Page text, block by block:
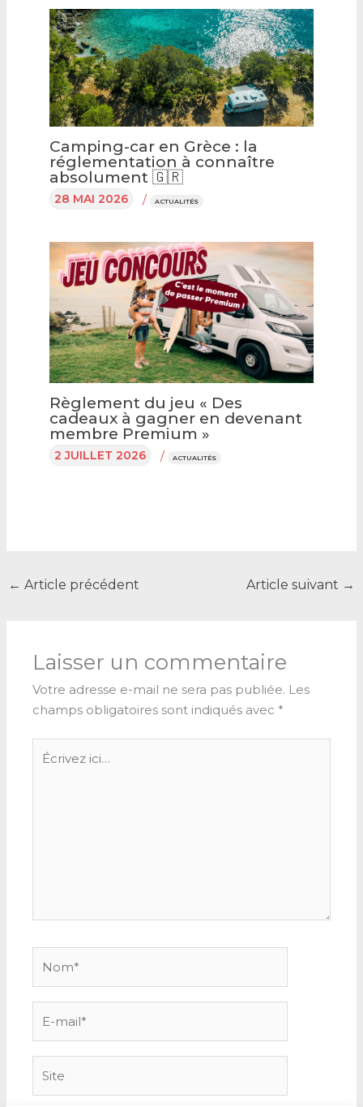
Camping-car en Grèce : la
réglementation à connaître
absolument 🇬🇷
28 MAI 2026 / ACTUALITÉS
Règlement du jeu « Des
cadeaux à gagner en devenant
membre Premium »
2 JUILLET 2026 / ACTUALITÉS
← Article précédent Article suivant →
Laisser un commentaire
Votre adresse e-mail ne sera pas publiée. Les
champs obligatoires sont indiqués avec *
Écrivez
ici…
mail*